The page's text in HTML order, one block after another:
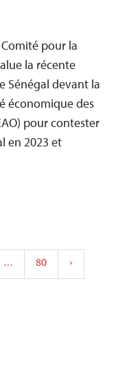
pour la
la récente
Sénégal devant la
économique des
pour contester
en 2023 et
… 80 ›